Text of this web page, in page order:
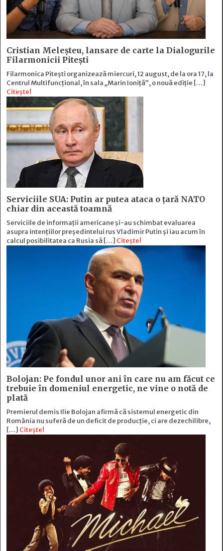
Cristian Meleșteu, lansare de carte la Dialogurile
Filarmonicii Pitești
Filarmonica Pitești organizează miercuri, 12 august, de la ora 17, la
Centrul Multifuncțional, în sala „Marin Ioniță”, o nouă ediție […]
Citește!
Serviciile SUA: Putin ar putea ataca o țară NATO
chiar din această toamnă
Serviciile de informații americane și-au schimbat evaluarea
asupra intențiilor președintelui rus Vladimir Putin și iau acum în
calcul posibilitatea ca Rusia să […] Citește!
Bolojan: Pe fondul unor ani în care nu am făcut ce
trebuie în domeniul energetic, ne vine o notă de
plată
Premierul demis Ilie Bolojan afirmă că sistemul energetic din
România nu suferă de un deficit de producţie, ci are dezechilibre,
[…] Citește!